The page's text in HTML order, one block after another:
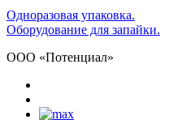
Одноразовая упаковка.
Оборудование для запайки.
ООО «Потенциал»